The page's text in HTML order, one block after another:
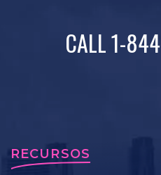
CALL 1-
RECURSOS